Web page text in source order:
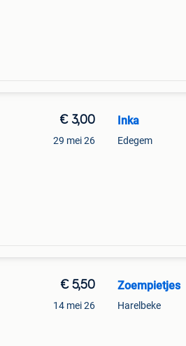
€ 3,00
29 mei 26
Inka
Edegem
€ 5,50
14 mei 26
Zoempietjes
Harelbeke